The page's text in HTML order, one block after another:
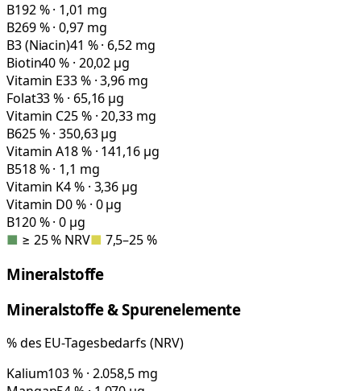
B192 % · 1,01 mg
B269 % · 0,97 mg
B3 (Niacin)41 % · 6,52 mg
Biotin40 % · 20,02 µg
Vitamin E33 % · 3,96 mg
Folat33 % · 65,16 µg
Vitamin C25 % · 20,33 mg
B625 % · 350,63 µg
Vitamin A18 % · 141,16 µg
B518 % · 1,1 mg
Vitamin K4 % · 3,36 µg
Vitamin D0 % · 0 µg
B120 % · 0 µg
■ ≥ 25 % NRV■ 7,5–25 %
Mineralstoffe
Mineralstoffe & Spurenelemente
% des EU-Tagesbedarfs (NRV)
Kalium103 % · 2.058,5 mg